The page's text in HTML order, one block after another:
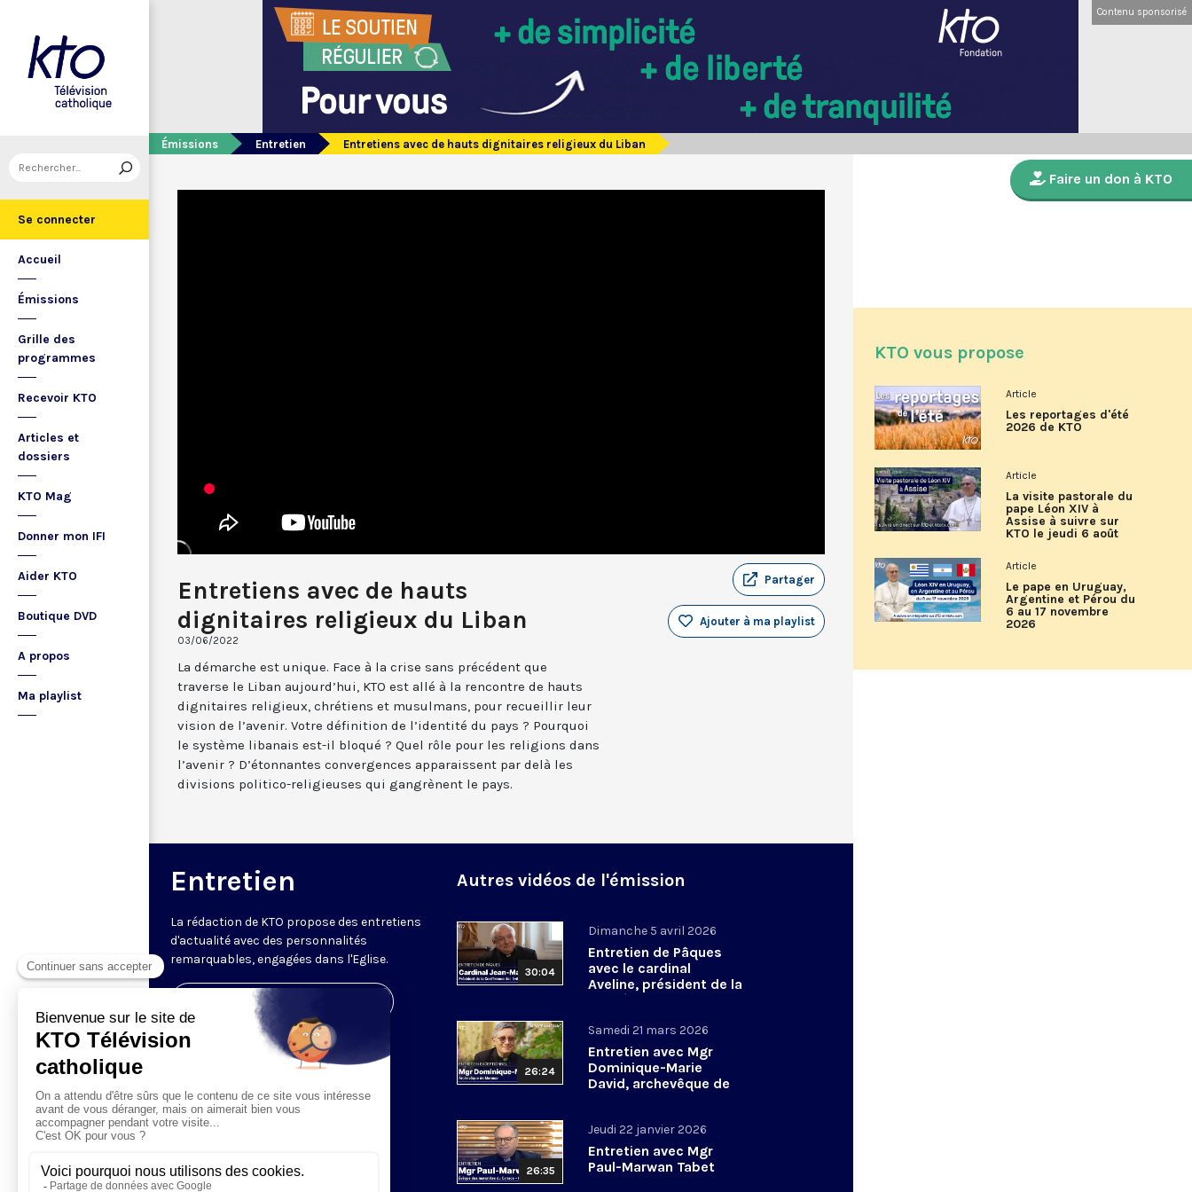
Se connecter
Accueil
Émissions
Grille des
programmes
Recevoir KTO
Articles et
dossiers
KTO Mag
Donner mon IFI
Aider KTO
Boutique DVD
A propos
Ma playlist
Contenu sponsorisé
Émissions Entretien Entretiens avec de hauts dignitaires religieux du Liban
Entretiens avec de hauts
dignitaires religieux du Liban
03/06/2022
Partager
Ajouter à ma playlist
La démarche est unique. Face à la crise sans précédent que
traverse le Liban aujourd’hui, KTO est allé à la rencontre de hauts
dignitaires religieux, chrétiens et musulmans, pour recueillir leur
vision de l’avenir. Votre définition de l’identité du pays ? Pourquoi
le système libanais est-il bloqué ? Quel rôle pour les religions dans
l’avenir ? D’étonnantes convergences apparaissent par delà les
divisions politico-religieuses qui gangrènent le pays.
Entretien
La rédaction de KTO propose des entretiens
d'actualité avec des personnalités
remarquables, engagées dans l'Eglise.
Visiter la page de l'émission
Autres vidéos de l'émission
30:04
Dimanche 5 avril 2026
Entretien de Pâques
avec le cardinal
Aveline, président de la
Conférence des
26:24
Samedi 21 mars 2026
Entretien avec Mgr
Dominique-Marie
David, archevêque de
26:35
Jeudi 22 janvier 2026
Entretien avec Mgr
Paul-Marwan Tabet
Faire un don à KTO
KTO vous propose
Article
Les reportages d'été
2026 de KTO
Article
La visite pastorale du
pape Léon XIV à
Assise à suivre sur
KTO le jeudi 6 août
Article
Le pape en Uruguay,
Argentine et Pérou du
6 au 17 novembre
2026